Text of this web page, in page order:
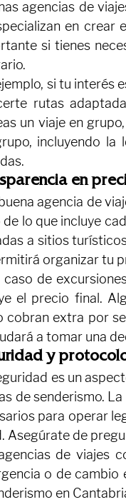
agencias de
en crear
si tienes
si tu interés
rutas
un viaje en
incluyendo la
en
agencia de
de lo que incluye
a sitios
organizar tu
caso de
el precio final.
cobran extra por
a tomar una
y
es un
de senderismo.
para operar
Asegúrate de
de viajes
o de cambio
en